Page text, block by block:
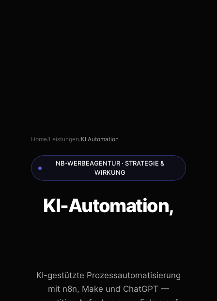
Home/Leistungen/KI Automation
NB-WERBEAGENTUR · STRATEGIE &
WIRKUNG
KI-Automation,
KI-gestützte Prozessautomatisierung
mit n8n, Make und ChatGPT —